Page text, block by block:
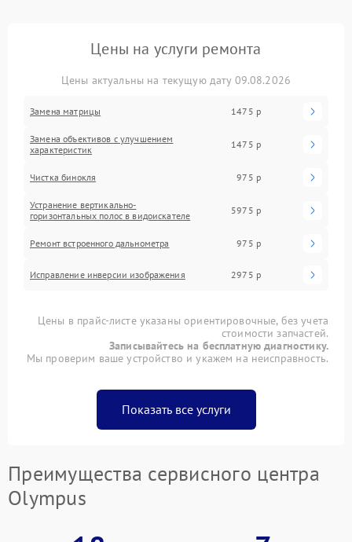
Цены на услуги ремонта
Цены актуальны на текущую дату 09.08.2026
Замена матрицы 1475 р
Замена объективов с улучшением
характеристик
1475 р
Чистка бинокля 975 р
Устранение вертикально-
горизонтальных полос в видоискателе
5975 р
Ремонт встроенного дальнометра 975 р
Исправление инверсии изображения 2975 р
Цены в прайс-листе указаны ориентировочные, без учета
стоимости запчастей.
Записывайтесь на бесплатную диагностику.
Мы проверим ваше устройство и укажем на неисправность.
Показать все услуги
Преимущества сервисного центра
Olympus